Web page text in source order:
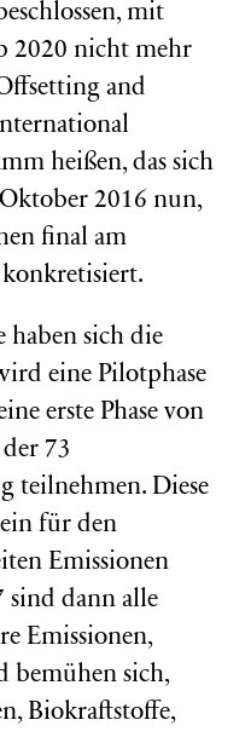
mit
2020 nicht mehr
and
heißen, das sich
2016 nun,
final am
sich die
eine Pilotphase
erste Phase von
73
teilnehmen. Diese
für den
Emissionen
sind dann alle
Emissionen,
bemühen sich,
Biokraftstoffe,